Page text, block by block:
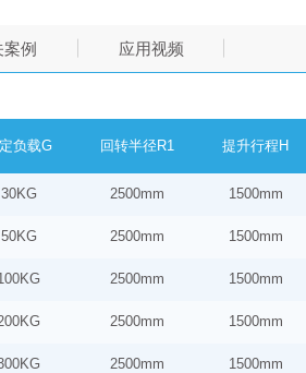
案例 应用视频
负载G 回转半径R1 提升行程H
30KG 2500mm 1500mm
50KG 2500mm 1500mm
2500mm 1500mm
2500mm 1500mm
2500mm 1500mm